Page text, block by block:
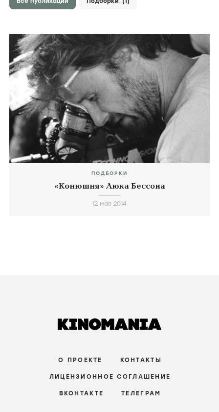
ПОДБОРКИ
«Конюшня» Люка Бессона
12 мая 2014
О ПРОЕКТЕ КОНТАКТЫ
ЛИЦЕНЗИОННОЕ СОГЛАШЕНИЕ
ВКОНТАКТЕ ТЕЛЕГРАМ